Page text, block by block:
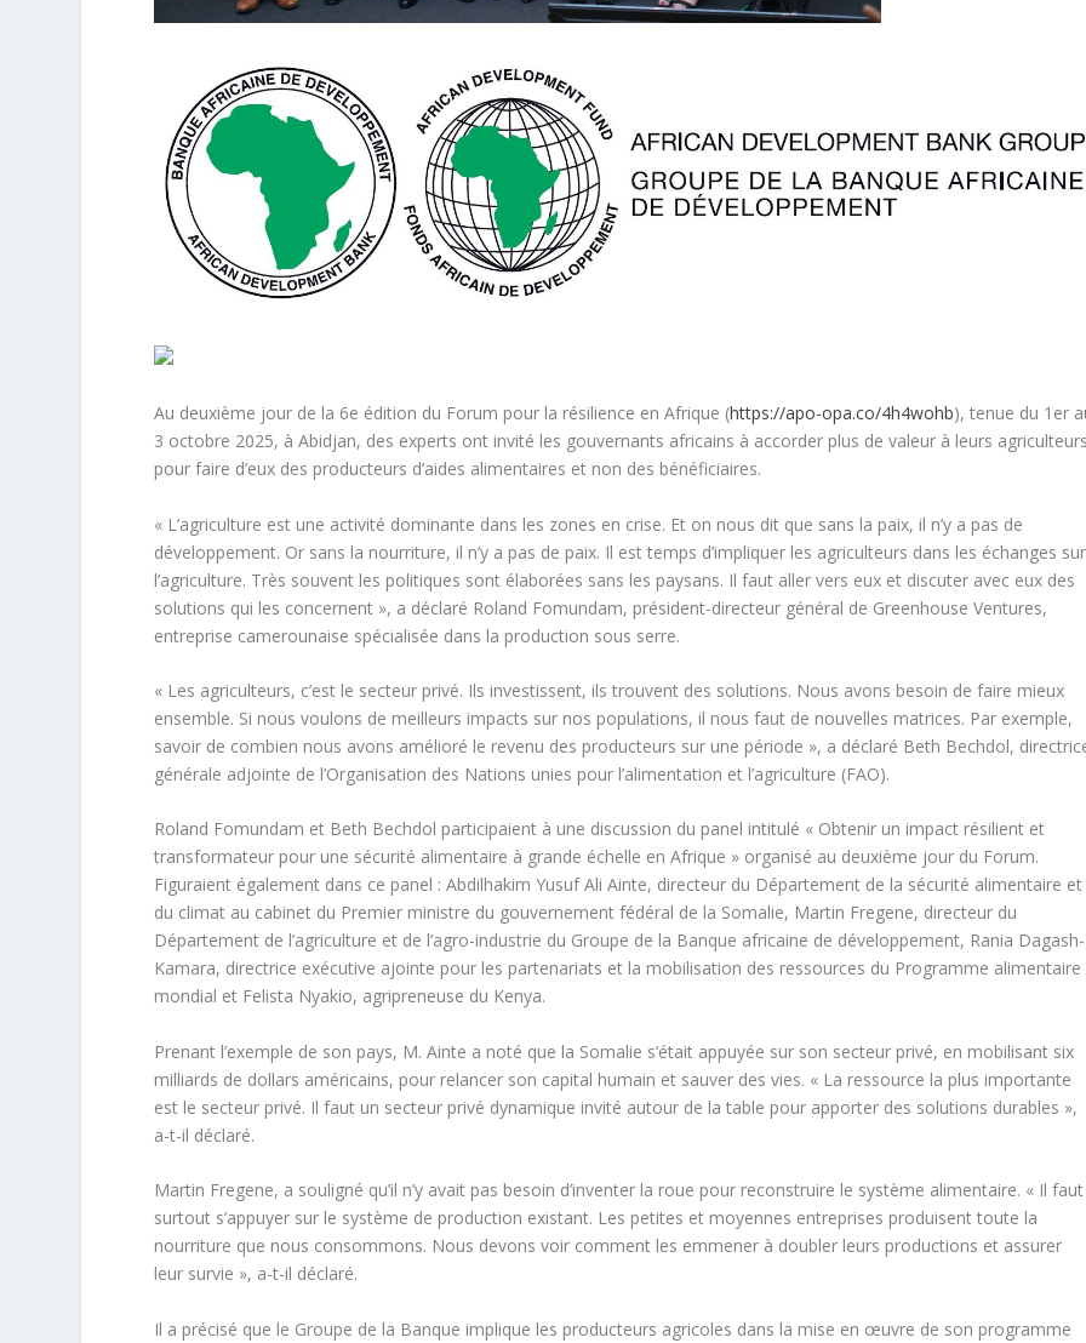
Au deuxième jour de la 6e édition du Forum pour la résilience en Afrique (https://apo-opa.co/4h4wohb), tenue du 1 er
3 octobre 2025, à Abidjan, des experts ont invité les gouvernants africains à accorder plus de valeur à leurs
pour faire d’eux des producteurs d’aides alimentaires et non des bénéficiaires.
« L’agriculture est une activité dominante dans les zones en crise. Et on nous dit que sans la paix, il n’y a pas de
développement. Or sans la nourriture, il n’y a pas de paix. Il est temps d’impliquer les agriculteurs dans les échanges sur
l’agriculture. Très souvent les politiques sont élaborées sans les paysans. Il faut aller vers eux et discuter avec eux des
solutions qui les concernent », a déclaré Roland Fomundam, président-directeur général de Greenhouse Ventures,
entreprise camerounaise spécialisée dans la production sous serre.
« Les agriculteurs, c’est le secteur privé. Ils investissent, ils trouvent des solutions. Nous avons besoin de faire mieux
ensemble. Si nous voulons de meilleurs impacts sur nos populations, il nous faut de nouvelles matrices. Par exemple,
savoir de combien nous avons amélioré le revenu des producteurs sur une période », a déclaré Beth Bechdol,
générale adjointe de l’Organisation des Nations unies pour l’alimentation et l’agriculture (FAO).
Roland Fomundam et Beth Bechdol participaient à une discussion du panel intitulé « Obtenir un impact résilient et
transformateur pour une sécurité alimentaire à grande échelle en Afrique » organisé au deuxième jour du Forum.
Figuraient également dans ce panel : Abdilhakim Yusuf Ali Ainte, directeur du Département de la sécurité alimentaire et
du climat au cabinet du Premier ministre du gouvernement fédéral de la Somalie, Martin Fregene, directeur du
Département de l’agriculture et de l’agro-industrie du Groupe de la Banque africaine de développement, Rania Dagash-
Kamara, directrice exécutive ajointe pour les partenariats et la mobilisation des ressources du Programme alimentaire
mondial et Felista Nyakio, agripreneuse du Kenya.
Prenant l’exemple de son pays, M. Ainte a noté que la Somalie s’était appuyée sur son secteur privé, en mobilisant six
milliards de dollars américains, pour relancer son capital humain et sauver des vies. « La ressource la plus importante
est le secteur privé. Il faut un secteur privé dynamique invité autour de la table pour apporter des solutions durables »,
a-t-il déclaré.
Martin Fregene, a souligné qu’il n’y avait pas besoin d’inventer la roue pour reconstruire le système alimentaire. « Il faut
surtout s’appuyer sur le système de production existant. Les petites et moyennes entreprises produisent toute la
nourriture que nous consommons. Nous devons voir comment les emmener à doubler leurs productions et assurer
leur survie », a-t-il déclaré.
Il a précisé que le Groupe de la Banque implique les producteurs agricoles dans la mise en œuvre de son programme